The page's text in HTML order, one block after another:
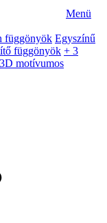
Menü
függönyök Egyszínű
függönyök + 3
3D motívumos